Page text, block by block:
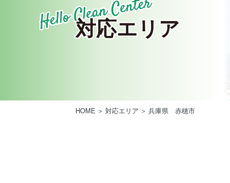
対応エリア
HOME 対応エリア 兵庫県 赤穂市